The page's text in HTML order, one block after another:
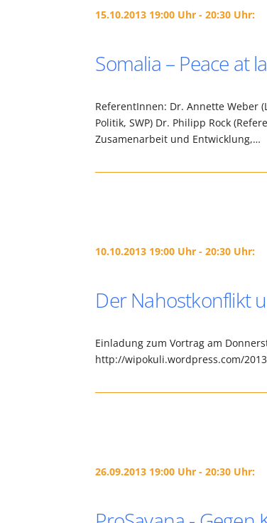
15.10.2013 19:00 Uhr - 20:30 Uhr:
Somalia – Peace at
ReferentInnen: Dr. Annette Weber
Politik, SWP) Dr. Philipp Rock
Zusamenarbeit und Entwicklung,…
10.10.2013 19:00 Uhr - 20:30 Uhr:
Der Nahostkonflikt
Einladung zum Vortrag am
http://wipokuli.wordpress.com/
26.09.2013 19:00 Uhr - 20:30 Uhr: